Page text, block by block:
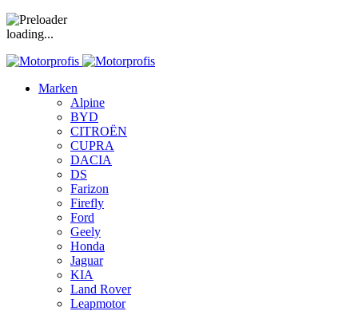
loading...
Marken
Alpine
BYD
CITROËN
CUPRA
DACIA
DS
Farizon
Firefly
Ford
Geely
Honda
Jaguar
KIA
Land Rover
Leapmotor